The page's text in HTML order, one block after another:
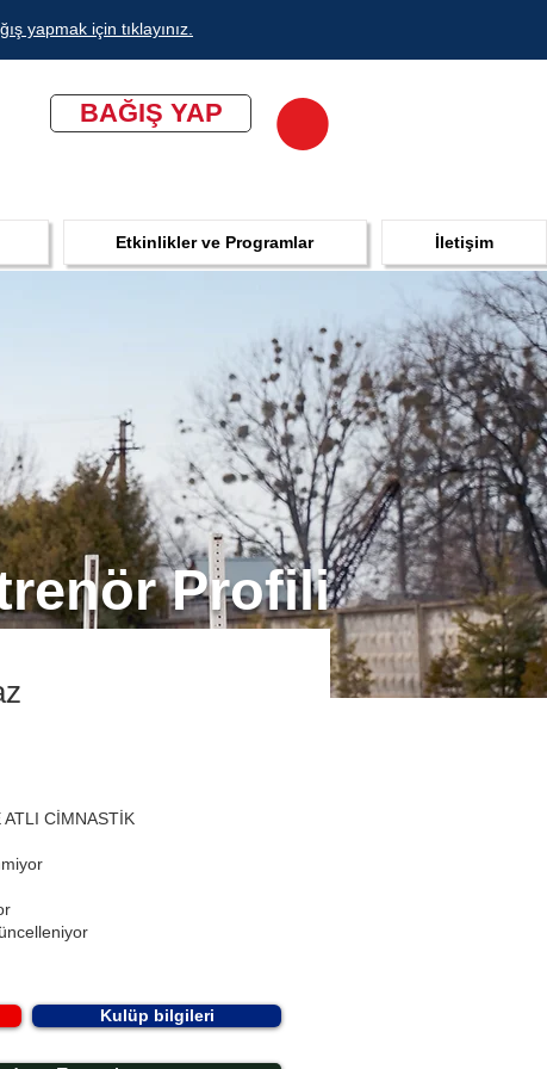
yapmak için tıklayınız.
BAĞIŞ YAP
Etkinlikler ve Programlar İletişim
Profili
ATLI CİMNASTİK
Kulüp bilgileri